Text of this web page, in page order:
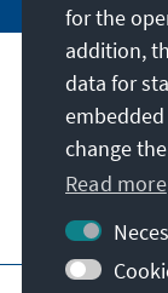
Address
Contact
Visit also
for the
addition,
data for
change
Read more